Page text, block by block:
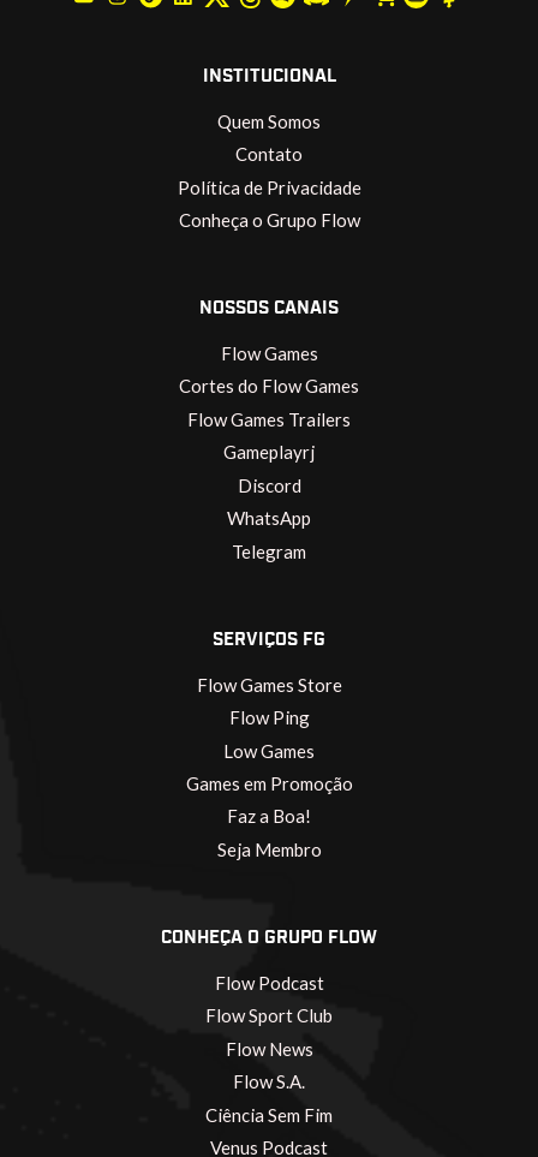
INSTITUCIONAL
Quem Somos
Contato
Política de Privacidade
Conheça o Grupo Flow
NOSSOS CANAIS
Flow Games
Cortes do Flow Games
Flow Games Trailers
Gameplayrj
Discord
WhatsApp
Telegram
SERVIÇOS FG
Flow Games Store
Flow Ping
Low Games
Games em Promoção
Faz a Boa!
Seja Membro
CONHEÇA O GRUPO FLOW
Flow Podcast
Flow Sport Club
Flow News
Flow S.A.
Ciência Sem Fim
Venus Podcast